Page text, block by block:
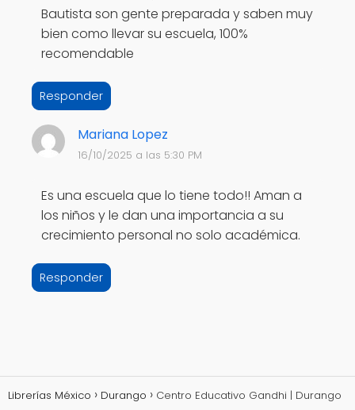
Bautista son gente preparada y saben muy
bien como llevar su escuela, 100%
recomendable
Responder
Mariana Lopez
16/10/2025 a las 5:30 PM
Es una escuela que lo tiene todo!! Aman a
los niños y le dan una importancia a su
crecimiento personal no solo académica.
Responder
Librerías México Durango
Centro Educativo Gandhi | Durango